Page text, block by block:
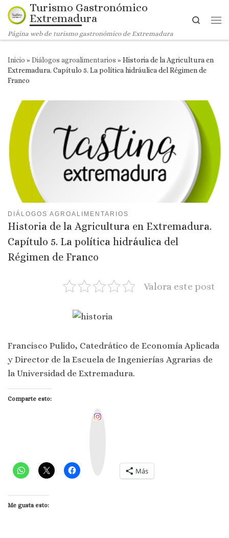
Saltar al contenido
Turismo Gastronómico
Extremadura
Página web de turismo gastronómico de Extremadura
Search
Inicio » Diálogos agroalimentarios » Historia de la Agricultura en
Extremadura. Capítulo 5. La política hidráulica del Régimen de
Franco
DIÁLOGOS AGROALIMENTARIOS
Historia de la Agricultura en Extremadura.
Capítulo 5. La política hidráulica del
Régimen de Franco
Valora este post
Francisco Pulido, Catedrático de Economía Aplicada
y Director de la Escuela de Ingenierías Agrarias de
la Universidad de Extremadura.
Comparte esto:
Más
Me gusta esto: